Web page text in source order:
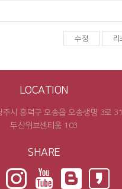
수정 리
LOCATION
주시 흥덕구 오송읍 오송생명 3로
두산위브센티움 103
SHARE